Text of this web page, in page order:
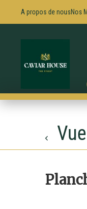
A propos de nousNos